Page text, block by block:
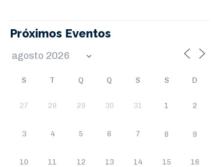
Próximos Eventos
S T Q Q S S D
27 28 29 30 31 1 2
3 4 5 6 7 8 9
10 11 12 13 14 15 16